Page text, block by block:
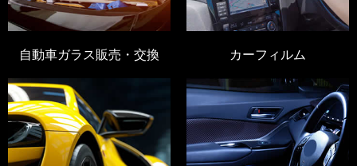
自動車ガラス販売・交換 カーフィルム